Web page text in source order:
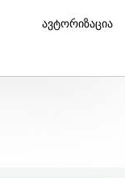
ავტორიზაცია